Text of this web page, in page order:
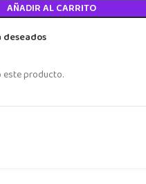
AÑADIR AL CARRITO
deseados
este producto.